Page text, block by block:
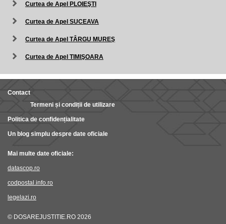
Curtea de Apel PLOIEŞTI
Curtea de Apel SUCEAVA
Curtea de Apel TÂRGU MUREŞ
Curtea de Apel TIMIŞOARA
Contact
Termeni și condiții de utilizare
Politica de confidențialitate
Un blog simplu despre date oficiale
Mai multe date oficiale:
datascop.ro
codpostal.info.ro
legelazi.ro
© DOSAREJUSTITIE.RO 2026